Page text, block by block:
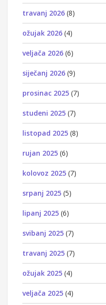
travanj 2026 (8)
ožujak 2026 (4)
veljača 2026 (6)
siječanj 2026 (9)
prosinac 2025 (7)
studeni 2025 (7)
listopad 2025 (8)
rujan 2025 (6)
kolovoz 2025 (7)
srpanj 2025 (5)
lipanj 2025 (6)
svibanj 2025 (7)
travanj 2025 (7)
ožujak 2025 (4)
veljača 2025 (4)